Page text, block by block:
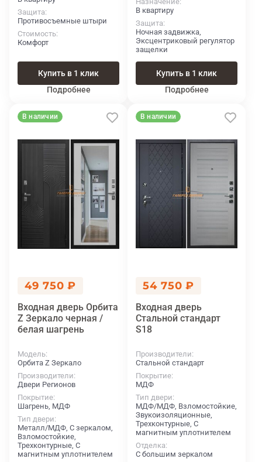
Защита
Противосъемные штыри
Стоимость
Комфорт
Купить в 1 клик
Подробнее
В квартиру
Защита
Ночная задвижка,
Эксцентриковый регулятор
защелки
Купить в 1 клик
Подробнее
В наличии
49 750 ₽
Входная дверь Орбита
Z Зеркало черная /
белая шагрень
Модель
Орбита Z Зеркало
Производители
Двери Регионов
Покрытие
Шагрень, МДФ
Тип двери
Металл/МДФ, С зеркалом,
Взломостойкие,
Трехконтурные, С
магнитным уплотнителем
В наличии
54 750 ₽
Входная дверь
Стальной стандарт
S18
Производители
Стальной стандарт
Покрытие
МДФ
Тип двери
МДФ/МДФ, Взломостойкие,
Звукоизоляционные,
Трехконтурные, С
магнитным уплотнителем
Отделка
С большим зеркалом